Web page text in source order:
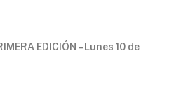
EDICIÓN – Lunes 10 de